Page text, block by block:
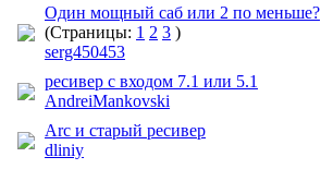
Один мощный саб или 2 по меньше?
(Страницы: 1 2 3 )
serg450453
ресивер с входом 7.1 или 5.1
AndreiMankovski
Arc и старый ресивер
dliniy